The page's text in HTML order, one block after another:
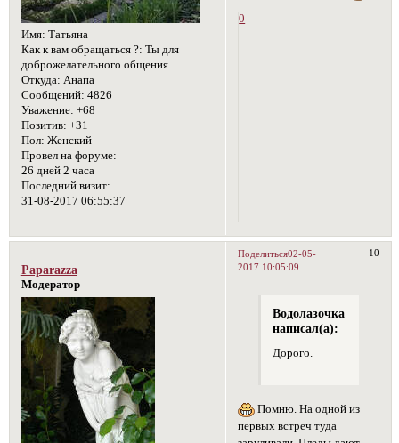
Имя: Татьяна
Как к вам обращаться ?: Ты для
доброжелательного общения
Откуда: Анапа
Сообщений: 4826
Уважение: +68
Позитив: +31
Пол: Женский
Провел на форуме:
26 дней 2 часа
Последний визит:
31-08-2017 06:55:37
0
Поделиться 10
02-05-
2017 10:05:09
Paparazza
Модератор
Водолазочка
написал(а):
Дорого.
Помню. На одной из
первых встреч туда